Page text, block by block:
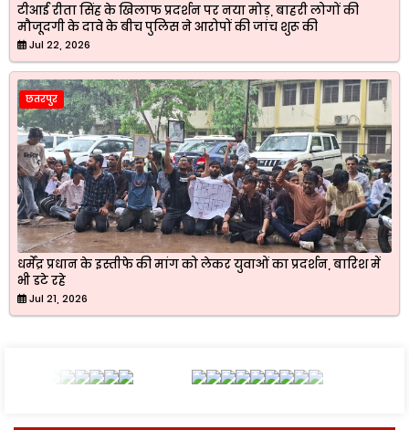
टीआई रीता सिंह के खिलाफ प्रदर्शन पर नया मोड़, बाहरी लोगों की
मौजूदगी के दावे के बीच पुलिस ने आरोपों की जांच शुरू की
Jul 22, 2026
छतरपुर
धर्मेंद्र प्रधान के इस्तीफे की मांग को लेकर युवाओं का प्रदर्शन, बारिश में
भी डटे रहे
Jul 21, 2026